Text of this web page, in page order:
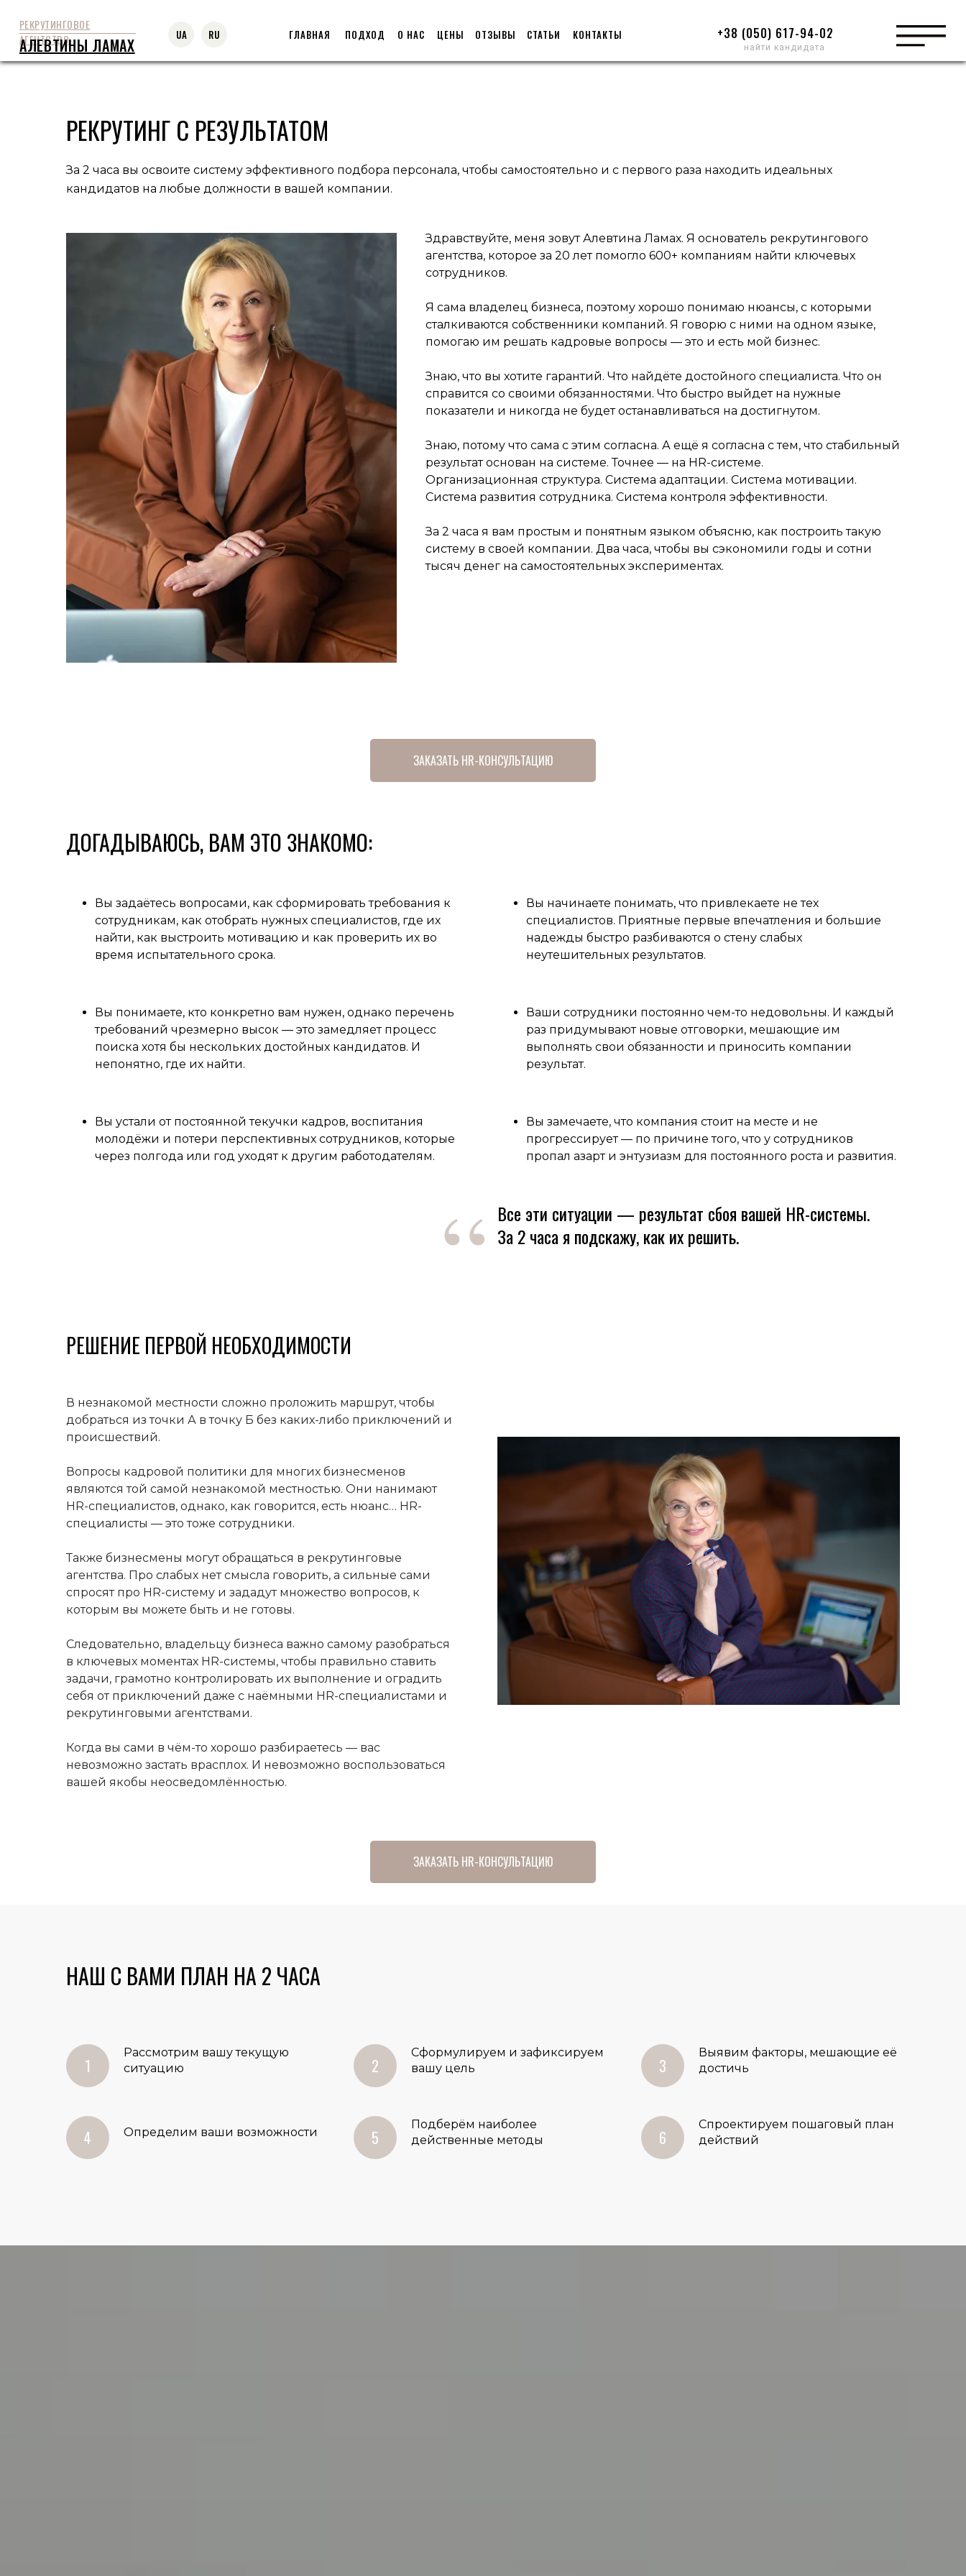
РЕКРУТИНГОВОЕ
АГЕНТСТВО
ПОДХОД
ГЛАВНАЯ
АЛЕВТИНЫ ЛАМАХ
ЦЕНЫ
О НАС ОТЗЫВЫ СТАТЬИ КОНТАКТЫ +38 (050) 617-94-02
найти кандидата
RU
UA
Главная » Статьи
РЕКРУТИНГ С РЕЗУЛЬТАТОМ
За 2 часа вы освоите систему эффективного подбора персонала, чтобы самостоятельно и с первого раза находить идеальных
кандидатов на любые должности в вашей компании.
Здравствуйте, меня зовут Алевтина Ламах. Я основатель рекрутингового
агентства, которое за 20 лет помогло 600+ компаниям найти ключевых
сотрудников.
Я сама владелец бизнеса, поэтому хорошо понимаю нюансы, с которыми
сталкиваются собственники компаний. Я говорю с ними на одном языке,
помогаю им решать кадровые вопросы — это и есть мой бизнес.
Знаю, что вы хотите гарантий. Что найдёте достойного специалиста. Что он
справится со своими обязанностями. Что быстро выйдет на нужные
показатели и никогда не будет останавливаться на достигнутом.
Знаю, потому что сама с этим согласна. А ещё я согласна с тем, что стабильный
результат основан на системе. Точнее — на HR-системе.
Организационная структура. Система адаптации. Система мотивации.
Система развития сотрудника. Система контроля эффективности.
За 2 часа я вам простым и понятным языком объясню, как построить такую
систему в своей компании. Два часа, чтобы вы сэкономили годы и сотни
тысяч денег на самостоятельных экспериментах.
ЗАКАЗАТЬ HR-КОНСУЛЬТАЦИЮ
ДОГАДЫВАЮСЬ, ВАМ ЭТО ЗНАКОМО:
Вы задаётесь вопросами, как сформировать требования к
сотрудникам, как отобрать нужных специалистов, где их
найти, как выстроить мотивацию и как проверить их во
время испытательного срока.
Вы понимаете, кто конкретно вам нужен, однако перечень
требований чрезмерно высок — это замедляет процесс
поиска хотя бы нескольких достойных кандидатов. И
непонятно, где их найти.
Вы устали от постоянной текучки кадров, воспитания
молодёжи и потери перспективных сотрудников, которые
через полгода или год уходят к другим работодателям.
Вы начинаете понимать, что привлекаете не тех
специалистов. Приятные первые впечатления и большие
надежды быстро разбиваются о стену слабых
неутешительных результатов.
Ваши сотрудники постоянно чем-то недовольны. И каждый
раз придумывают новые отговорки, мешающие им
выполнять свои обязанности и приносить компании
результат.
Вы замечаете, что компания стоит на месте и не
прогрессирует — по причине того, что у сотрудников
пропал азарт и энтузиазм для постоянного роста и развития.
“ Все эти ситуации — результат сбоя вашей HR-системы.
За 2 часа я подскажу, как их решить.
РЕШЕНИЕ ПЕРВОЙ НЕОБХОДИМОСТИ
В незнакомой местности сложно проложить маршрут, чтобы
добраться из точки А в точку Б без каких-либо приключений и
происшествий.
Вопросы кадровой политики для многих бизнесменов
являются той самой незнакомой местностью. Они нанимают
HR-специалистов, однако, как говорится, есть нюанс… HR-
специалисты — это тоже сотрудники.
Также бизнесмены могут обращаться в рекрутинговые
агентства. Про слабых нет смысла говорить, а сильные сами
спросят про HR-систему и зададут множество вопросов, к
которым вы можете быть и не готовы.
Следовательно, владельцу бизнеса важно самому разобраться
в ключевых моментах HR-системы, чтобы правильно ставить
задачи, грамотно контролировать их выполнение и оградить
себя от приключений даже с наёмными HR-специалистами и
рекрутинговыми агентствами.
Когда вы сами в чём-то хорошо разбираетесь — вас
невозможно застать врасплох. И невозможно воспользоваться
вашей якобы неосведомлённостью.
ЗАКАЗАТЬ HR-КОНСУЛЬТАЦИЮ
НАШ С ВАМИ ПЛАН НА 2 ЧАСА
Рассмотрим вашу текущую
ситуацию
Сформулируем и зафиксируем
вашу цель
Выявим факторы, мешающие её
достичь
Определим ваши возможности
Подберём наиболее
действенные методы
Спроектируем пошаговый план
действий